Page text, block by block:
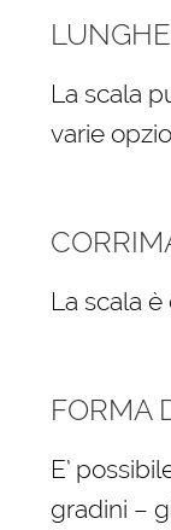
La scala
varie
La scala
FORMA
E’
gradini –